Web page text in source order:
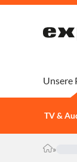
Unsere
TV &
»